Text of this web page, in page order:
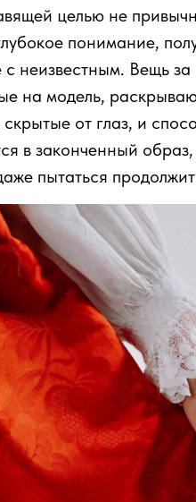
целью не
понимание,
с неизвестным. Вещь
на модель,
от глаз, и
в законченный
пытаться